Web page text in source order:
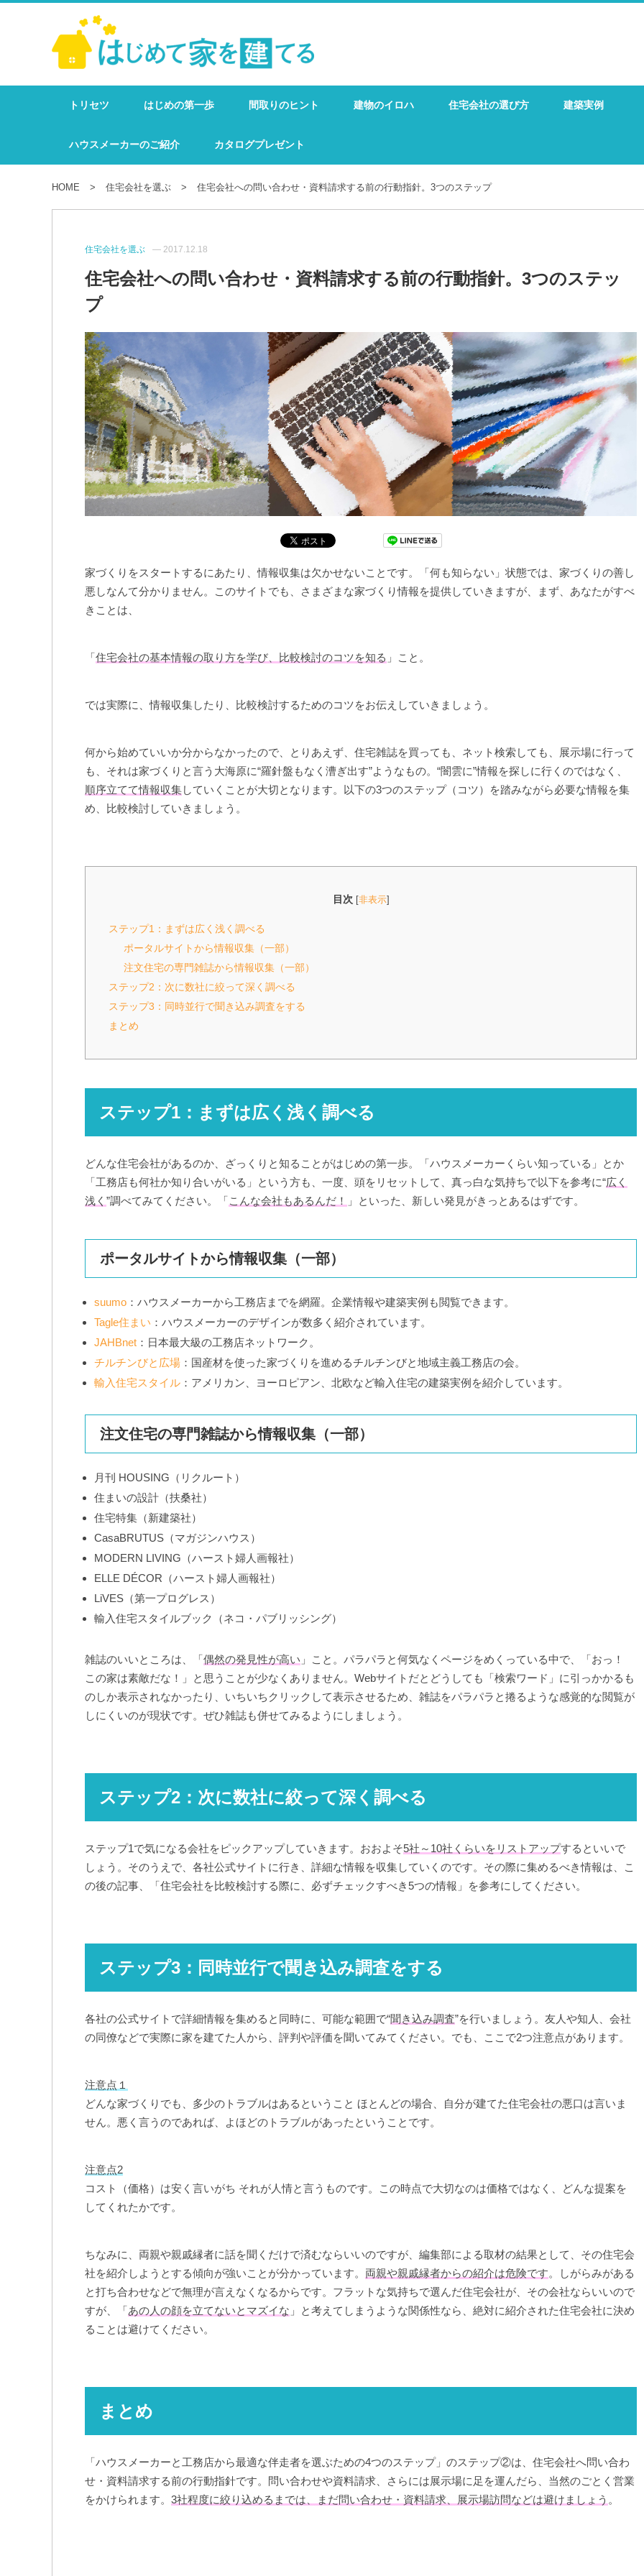
トリセツ はじめの第一歩 間取りのヒント 建物のイロハ 住宅会社の選び方 建築実例
ハウスメーカーのご紹介 カタログプレゼント
HOME 住宅会社を選ぶ 住宅会社への問い合わせ・資料請求する前の行動指針。3つのステップ
住宅会社を選ぶ — 2017.12.18
住宅会社への問い合わせ・資料請求する前の行動指針。3つのステッ
プ
家づくりをスタートするにあたり、情報収集は欠かせないことです。「何も知らない」状態では、家づくりの善し
悪しなんて分かりません。このサイトでも、さまざまな家づくり情報を提供していきますが、まず、あなたがすべ
きことは、
「住宅会社の基本情報の取り方を学び、比較検討のコツを知る 」こと。
では実際に、情報収集したり、比較検討するためのコツをお伝えしていきましょう。
何から始めていいか分からなかったので、とりあえず、住宅雑誌を買っても、ネット検索しても、展示場に行って
も、それは家づくりと言う大海原に“羅針盤もなく漕ぎ出す”ようなもの。“闇雲に”情報を探しに行くのではなく、
順序立てて情報収集していくことが大切となります。以下の3つのステップ（コツ）を踏みながら必要な情報を集
め、比較検討していきましょう。
目次 [非表示]
ステップ1：まずは広く浅く調べる
ポータルサイトから情報収集（一部）
注文住宅の専門雑誌から情報収集（一部）
ステップ2：次に数社に絞って深く調べる
ステップ3：同時並行で聞き込み調査をする
まとめ
ステップ1：まずは広く浅く調べる
どんな住宅会社があるのか、ざっくりと知ることがはじめの第一歩。「ハウスメーカーくらい知っている」とか
「工務店も何社か知り合いがいる」という方も、一度、頭をリセットして、真っ白な気持ちで以下を参考に“広く
浅く ”調べてみてください。「こんな会社もあるんだ！ 」といった、新しい発見がきっとあるはずです。
ポータルサイトから情報収集（一部）
suumo ：ハウスメーカーから工務店までを網羅。企業情報や建築実例も閲覧できます。
Tagle住まい ：ハウスメーカーのデザインが数多く紹介されています。
JAHBnet ：日本最大級の工務店ネットワーク。
チルチンびと広場 ：国産材を使った家づくりを進めるチルチンびと地域主義工務店の会。
輸入住宅スタイル ：アメリカン、ヨーロピアン、北欧など輸入住宅の建築実例を紹介しています。
注文住宅の専門雑誌から情報収集（一部）
月刊 HOUSING（リクルート）
住まいの設計（扶桑社）
住宅特集（新建築社）
CasaBRUTUS（マガジンハウス）
MODERN LIVING（ハースト婦人画報社）
ELLE DÉCOR（ハースト婦人画報社）
LiVES（第一プログレス）
輸入住宅スタイルブック（ネコ・パブリッシング）
雑誌のいいところは、「偶然の発見性が高い 」こと。パラパラと何気なくページをめくっている中で、「おっ！
この家は素敵だな！」と思うことが少なくありません。Webサイトだとどうしても「検索ワード」に引っかかるも
のしか表示されなかったり、いちいちクリックして表示させるため、雑誌をパラパラと捲るような感覚的な閲覧が
しにくいのが現状です。ぜひ雑誌も併せてみるようにしましょう。
ステップ2：次に数社に絞って深く調べる
ステップ1で気になる会社をピックアップしていきます。おおよそ5社～10社くらいをリストアップするといいで
しょう。そのうえで、各社公式サイトに行き、詳細な情報を収集していくのです。その際に集めるべき情報は、こ
の後の記事、「住宅会社を比較検討する際に、必ずチェックすべき5つの情報」を参考にしてください。
ステップ3：同時並行で聞き込み調査をする
各社の公式サイトで詳細情報を集めると同時に、可能な範囲で“聞き込み調査”を行いましょう。友人や知人、会社
の同僚などで実際に家を建てた人から、評判や評価を聞いてみてください。でも、ここで2つ注意点があります。
注意点１
どんな家づくりでも、多少のトラブルはあるということ ほとんどの場合、自分が建てた住宅会社の悪口は言いま
せん。悪く言うのであれば、よほどのトラブルがあったということです。
注意点2
コスト（価格）は安く言いがち それが人情と言うものです。この時点で大切なのは価格ではなく、どんな提案を
してくれたかです。
ちなみに、両親や親戚縁者に話を聞くだけで済むならいいのですが、編集部による取材の結果として、その住宅会
社を紹介しようとする傾向が強いことが分かっています。 両親や親戚縁者からの紹介は危険です。しがらみがある
と打ち合わせなどで無理が言えなくなるからです。フラットな気持ちで選んだ住宅会社が、その会社ならいいので
すが、「あの人の顔を立てないとマズイな 」と考えてしまうような関係性なら、絶対に紹介された住宅会社に決め
ることは避けてください。
まとめ
「ハウスメーカーと工務店から最適な伴走者を選ぶための4つのステップ」のステップ②は、住宅会社へ問い合わ
せ・資料請求する前の行動指針です。問い合わせや資料請求、さらには展示場に足を運んだら、当然のごとく営業
をかけられます。 3社程度に絞り込めるまでは、まだ問い合わせ・資料請求、展示場訪問などは避けましょう 。